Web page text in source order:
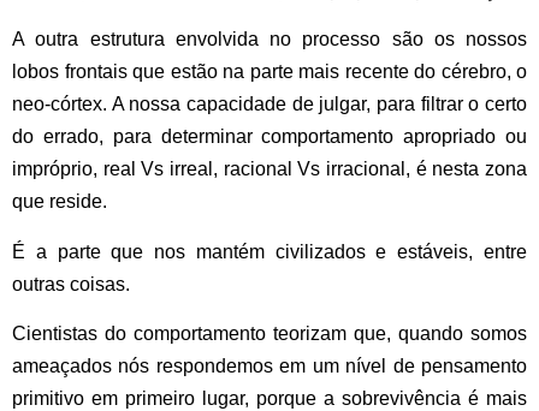
A outra estrutura envolvida no processo são os nossos
lobos frontaisque estão na parte mais recente do cérebro, o
neo-córtex. A nossa capacidade de julgar, para filtrar o certo
do errado, para determinar comportamento apropriado ou
impróprio, real Vs irreal, racional Vs irracional, é nesta zona
que reside.
É a parte que nos mantém civilizados e estáveis, entre
outras coisas.
Cientistas do comportamento teorizam que, quando somos
ameaçados nós respondemos em um nível de pensamento
primitivo em primeiro lugar, porque a sobrevivência é mais